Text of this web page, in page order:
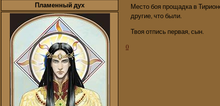
Пламенный дух
Место боя прощадка в
другие, что были.
Твоя отпись первая, сын.
0